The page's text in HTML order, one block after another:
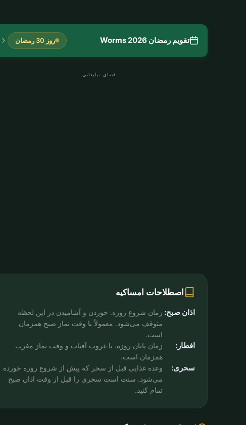
تقویم رمضان Worms 2026 روز 30 رمضان
فضای تبلیغاتی
اصطلاحات امساکیه
اذان صبح: زمان شروع روزه. خوردن و آشامیدن در این لحظه
متوقف می‌شود. معمولاً با وقت نماز صبح همزمان
است.
افطار:
زمان پایان روزه. با غروب آفتاب و وقت نماز مغرب
همزمان است.
سحری:
وعده غذایی قبل از سحر که پیش از شروع روزه خورده
می‌شود. سنت است سحری را قبل از وقت اذان صبح
تمام کنید.